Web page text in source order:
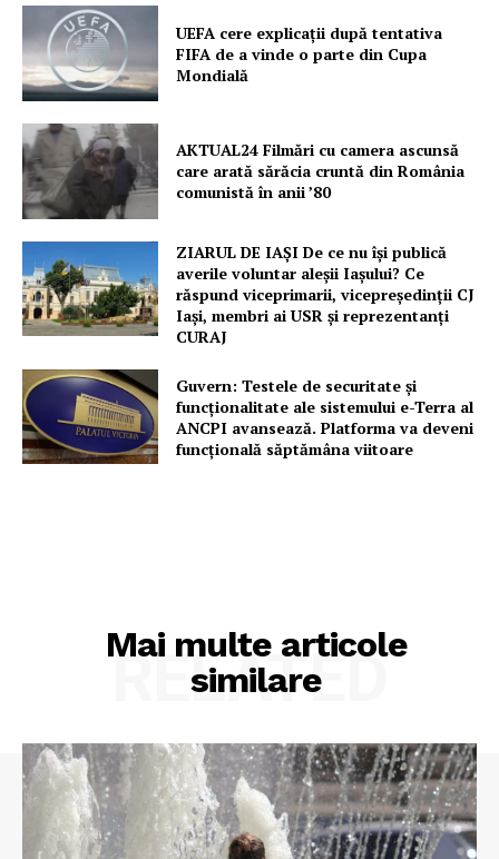
Rețea
Contact
UEFA cere explicații după tentativa
FIFA de a vinde o parte din Cupa
Mondială
AKTUAL24 Filmări cu camera ascunsă
care arată sărăcia cruntă din România
comunistă în anii ’80
ZIARUL DE IAȘI De ce nu își publică
averile voluntar aleșii Iașului? Ce
răspund viceprimarii, vicepreședinții CJ
Iași, membri ai USR și reprezentanți
CURAJ
Guvern: Testele de securitate și
funcționalitate ale sistemului e-Terra al
ANCPI avansează. Platforma va deveni
funcțională săptămâna viitoare
Mai multe articole
similare
RELATED